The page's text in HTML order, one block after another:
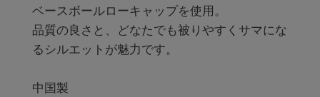
ベースボールローキャップを使用。
品質の良さと、どなたでも被りやすくサマにな
るシルエットが魅力です。